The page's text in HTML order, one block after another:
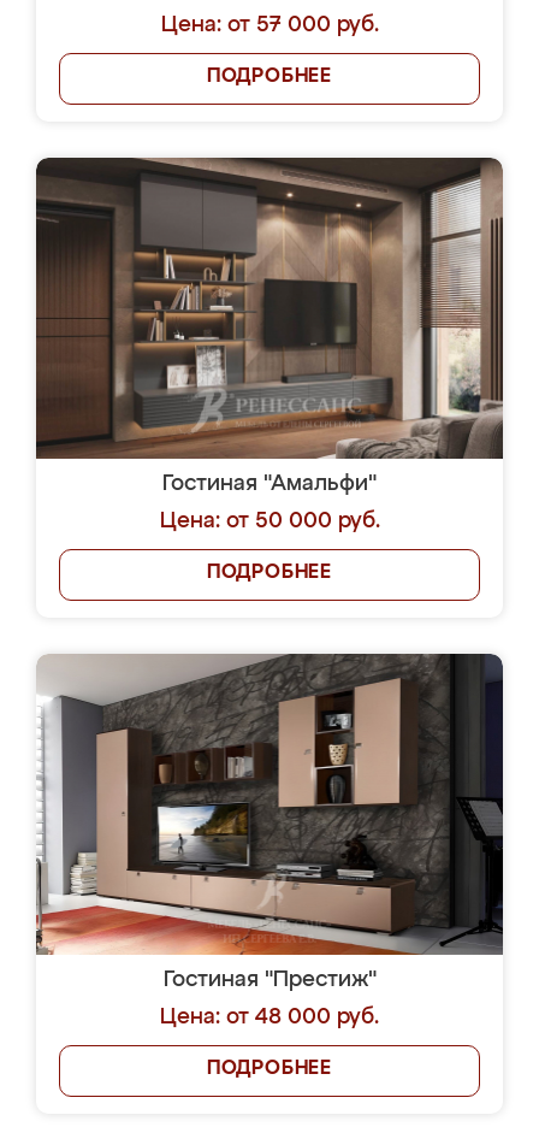
Цена: от 57 000 руб.
ПОДРОБНЕЕ
Гостиная "Амальфи"
Цена: от 50 000 руб.
ПОДРОБНЕЕ
Гостиная "Престиж"
Цена: от 48 000 руб.
ПОДРОБНЕЕ